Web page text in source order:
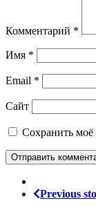
Комментарий *
Имя *
Email *
Сайт
Сохранить моё
Previous